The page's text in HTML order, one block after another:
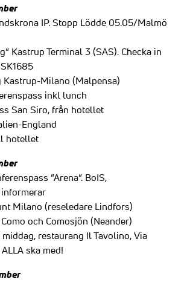
IP. Stopp Lödde 05.05/Malmö
Kastrup Terminal 3 (SAS). Checka in
Kastrup-Milano (Malpensa)
inkl lunch
San Siro, från hotellet
England
hotellet
”Arena”. BoIS,
Milano (reseledare Lindfors)
och Comosjön (Neander)
middag, restaurang Il Tavolino, Via
ska med!